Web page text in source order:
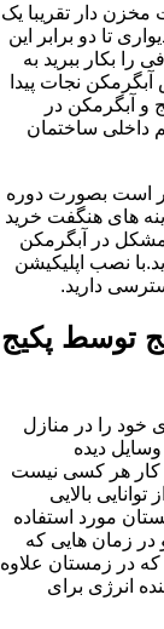
دار تقریبا یک
تا دو برابر این
بکار ببرید به
نجات پیدا
و آبگرمکن در
داخلی ساختمان
است بصورت دوره
های هنگفت خرید
در آبگرمکن
نصب اپلیکیشن
دارید.
توسط پکیج
خود را در منازل
دیده
کار هر کسی نیست
بالایی
مورد استفاده
در زمان هایی که
در زمستان علاوه
انرژی برای